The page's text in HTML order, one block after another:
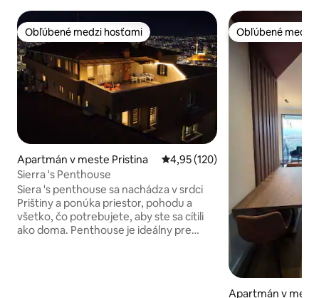
Obľúbené medzi hosťami
Obľúbené medzi hosťami
Apartmán v meste Pristina Priemerné ohodnotenie 4,95 z
4,95 (120)
Sierra 's Penthouse
Siera 's penthouse sa nachádza v srdci
Prištiny a ponúka priestor, pohodu a
všetko, čo potrebujete, aby ste sa cítili
ako doma. Penthouse je ideálny pre
Obľúbené medzi
Obľúbené medzi
Apartmán v